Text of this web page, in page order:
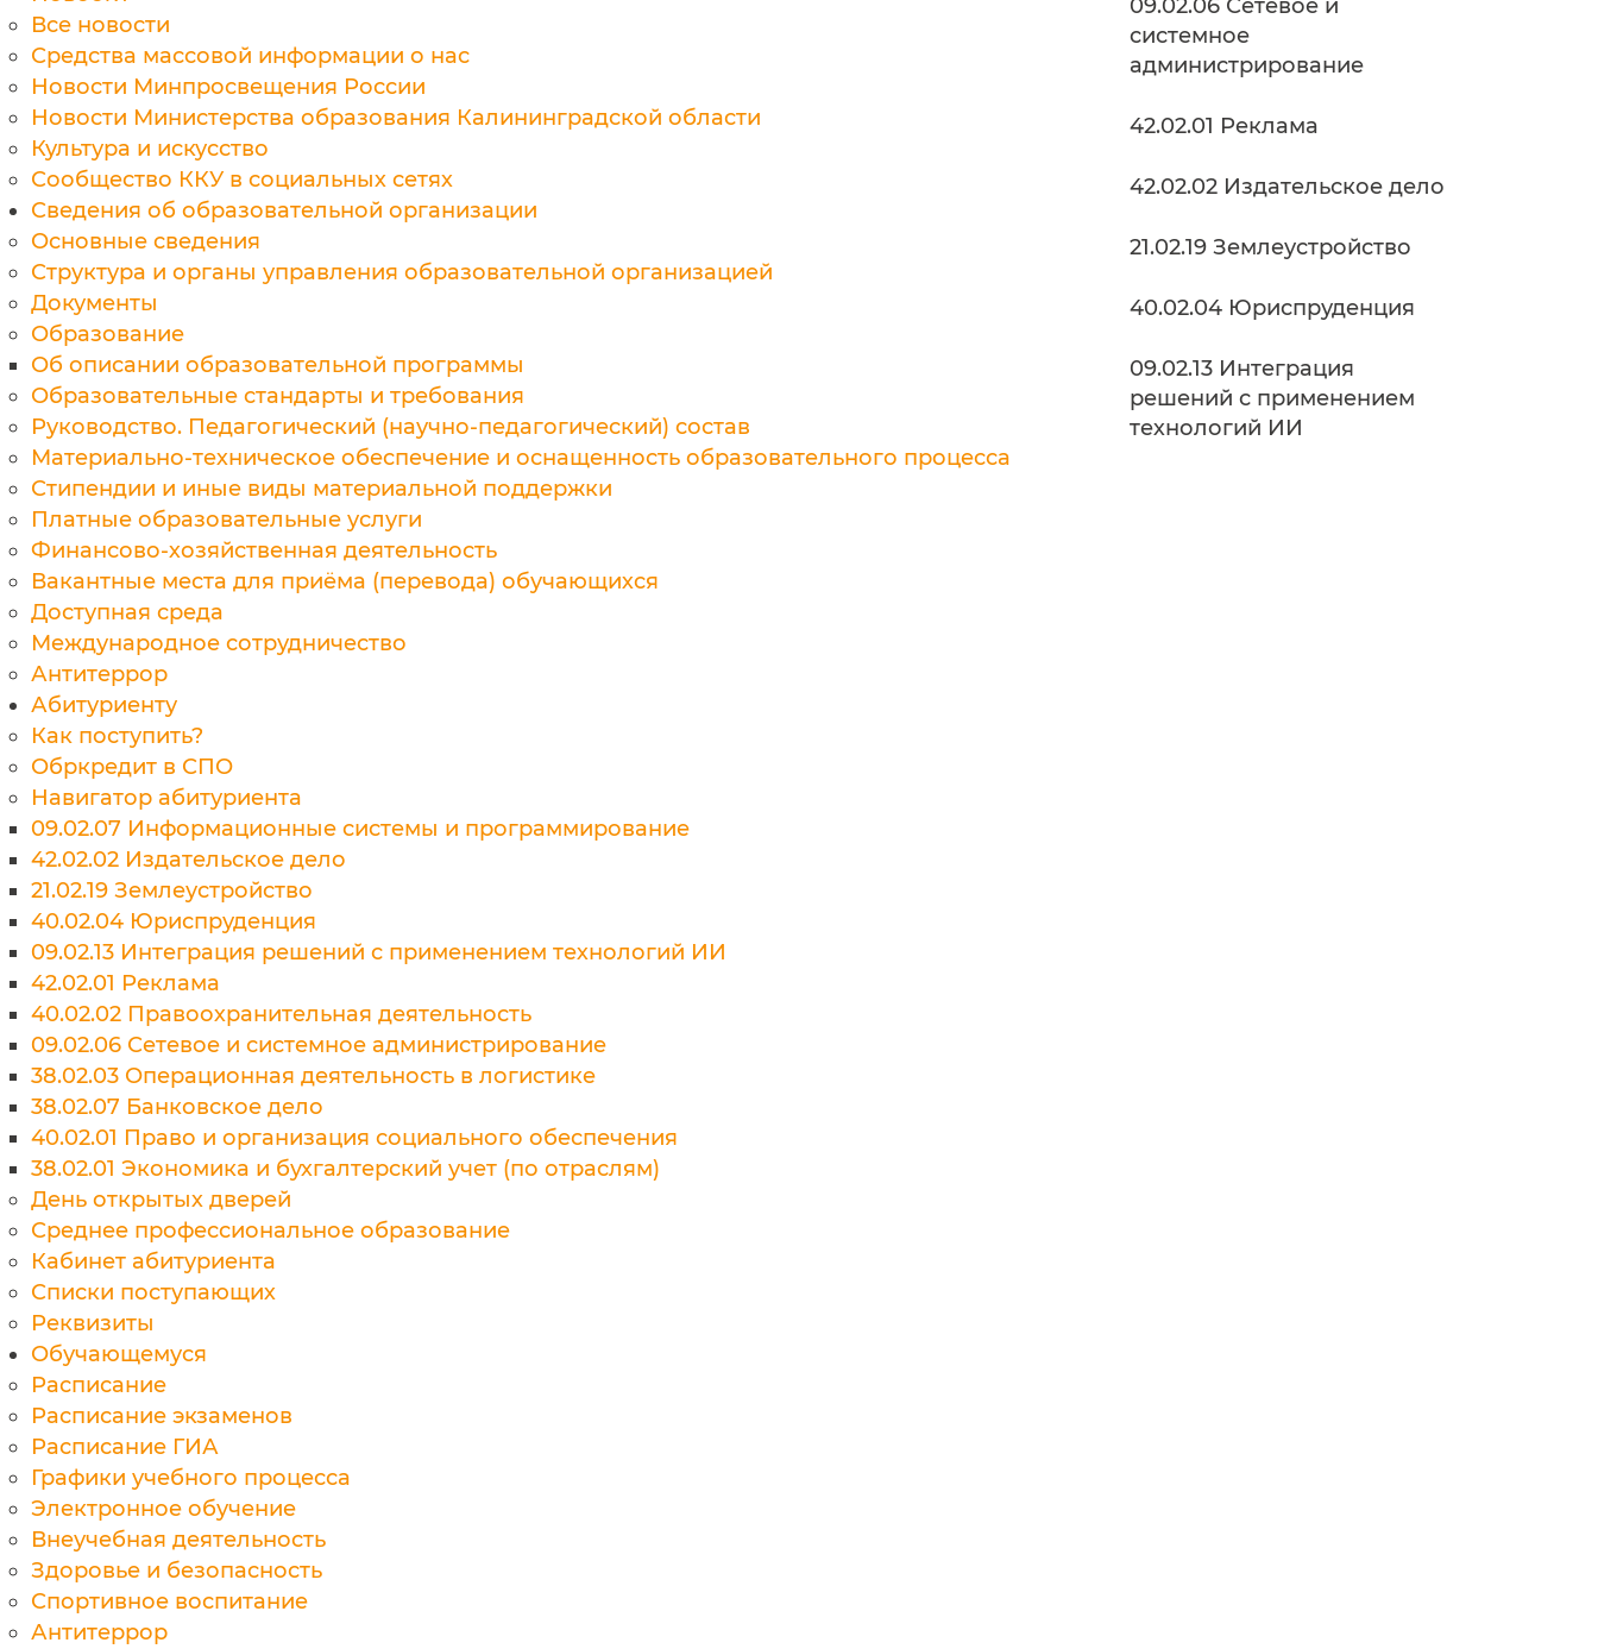
Все новости
Средства массовой информации о нас
Новости Минпросвещения России
Новости Министерства образования Калининградской области
Культура и искусство
Сообщество ККУ в социальных сетях
Сведения об образовательной организации
Основные сведения
Структура и органы управления образовательной организацией
Документы
Образование
Об описании образовательной программы
Образовательные стандарты и требования
Руководство. Педагогический (научно-педагогический) состав
Материально-техническое обеспечение и оснащенность образовательного процесса
Стипендии и иные виды материальной поддержки
Платные образовательные услуги
Финансово-хозяйственная деятельность
Вакантные места для приёма (перевода) обучающихся
Доступная среда
Международное сотрудничество
Антитеррор
Абитуриенту
Как поступить?
Обркредит в СПО
Навигатор абитуриента
09.02.07 Информационные системы и программирование
42.02.02 Издательское дело
21.02.19 Землеустройство
40.02.04 Юриспруденция
09.02.13 Интеграция решений с применением технологий ИИ
42.02.01 Реклама
40.02.02 Правоохранительная деятельность
09.02.06 Сетевое и системное администрирование
38.02.03 Операционная деятельность в логистике
38.02.07 Банковское дело
40.02.01 Право и организация социального обеспечения
38.02.01 Экономика и бухгалтерский учет (по отраслям)
День открытых дверей
Среднее профессиональное образование
Кабинет абитуриента
Списки поступающих
Реквизиты
Обучающемуся
Расписание
Расписание экзаменов
Расписание ГИА
Графики учебного процесса
Электронное обучение
Внеучебная деятельность
Здоровье и безопасность
Спортивное воспитание
Антитеррор
09.02.06 Сетевое и
системное
администрирование
42.02.01 Реклама
42.02.02 Издательское дело
21.02.19 Землеустройство
40.02.04 Юриспруденция
09.02.13 Интеграция
решений с применением
технологий ИИ